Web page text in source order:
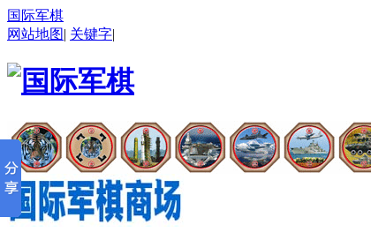
国际军棋
网站地图| 关键字|